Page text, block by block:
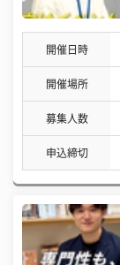
開催日時
開催場所
募集人数
申込締切